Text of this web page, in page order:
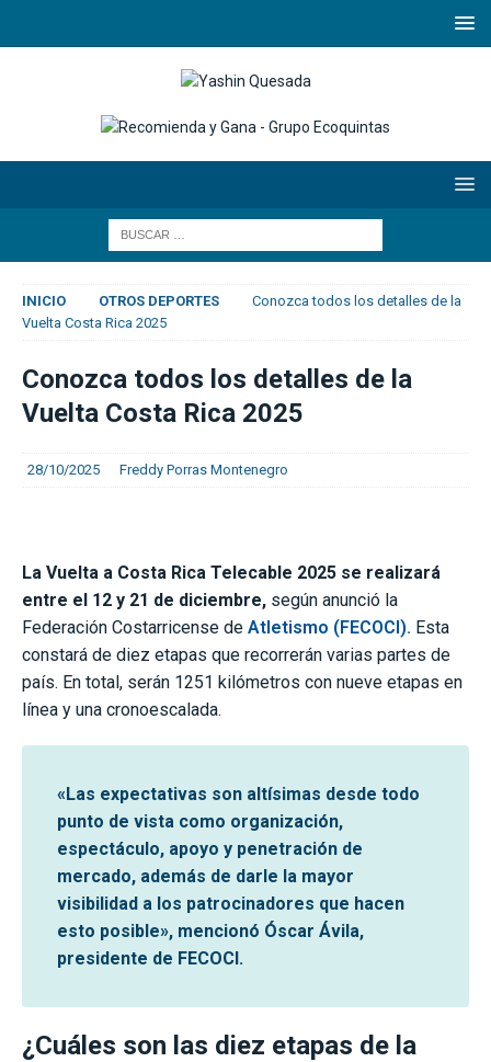
INICIO OTROS DEPORTES
Conozca todos los detalles de la
Vuelta Costa Rica 2025
Conozca todos los detalles de la
Vuelta Costa Rica 2025
28/10/2025 Freddy Porras Montenegro
La Vuelta a Costa Rica Telecable 2025 se realizará
entre el 12 y 21 de diciembre, según anunció la
Federación Costarricense de Atletismo (FECOCI). Esta
constará de diez etapas que recorrerán varias partes de
país. En total, serán 1251 kilómetros con nueve etapas en
línea y una cronoescalada.
«Las expectativas son altísimas desde todo
punto de vista como organización,
espectáculo, apoyo y penetración de
mercado, además de darle la mayor
visibilidad a los patrocinadores que hacen
esto posible», mencionó Óscar Ávila,
presidente de FECOCI.
¿Cuáles son las diez etapas de la